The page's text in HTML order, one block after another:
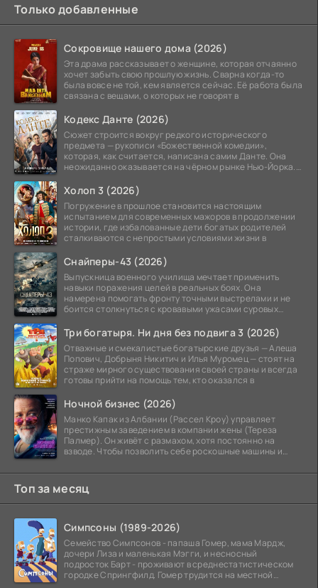
Только добавленные
Сокровище нашего дома (2026)
Эта драма рассказывает о женщине, которая отчаянно
хочет забыть свою прошлую жизнь. Сварна когда-то
была вовсе не той, кем является сейчас. Её работа была
связана с вещами, о которых не говорят в
Кодекс Данте (2026)
Сюжет строится вокруг редкого исторического
предмета — рукописи «Божественной комедии»,
которая, как считается, написана самим Данте. Она
неожиданно оказывается на чёрном рынке Нью-Йорка.
Холоп 3 (2026)
Погружение в прошлое становится настоящим
испытанием для современных мажоров в продолжении
истории, где избалованные дети богатых родителей
сталкиваются с непростыми условиями жизни в
Снайперы-43 (2026)
Выпускница военного училища мечтает применить
навыки поражения целей в реальных боях. Она
намерена помогать фронту точными выстрелами и не
боится столкнуться с кровавыми ужасами суровых
Три богатыря. Ни дня без подвига 3 (2026)
Отважные и смекалистые богатырские друзья — Алеша
Попович, Добрыня Никитич и Илья Муромец — стоят на
страже мирного существования своей страны и всегда
готовы прийти на помощь тем, кто оказался в
Ночной бизнес (2026)
Манко Капак из Албании (Рассел Кроу) управляет
престижным заведением в компании жены (Тереза
Палмер). Он живёт с размахом, хотя постоянно на
взводе. Чтобы позволить себе роскошные машины и
Топ за месяц
Симпсоны (1989-2026)
Семейство Симпсонов - папаша Гомер, мама Мардж,
дочери Лиза и маленькая Мэгги, и несносный
подросток Барт - проживают в среднестатистическом
городке Спрингфилд. Гомер трудится на местной